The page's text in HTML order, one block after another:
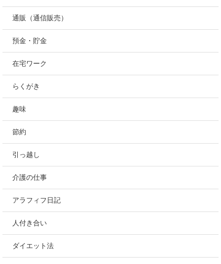
通販（通信販売）
預金・貯金
在宅ワーク
らくがき
趣味
節約
引っ越し
介護の仕事
アラフィフ日記
人付き合い
ダイエット法